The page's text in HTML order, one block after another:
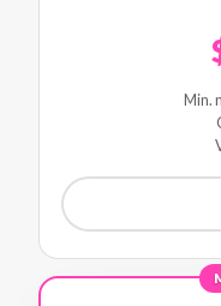
Min.